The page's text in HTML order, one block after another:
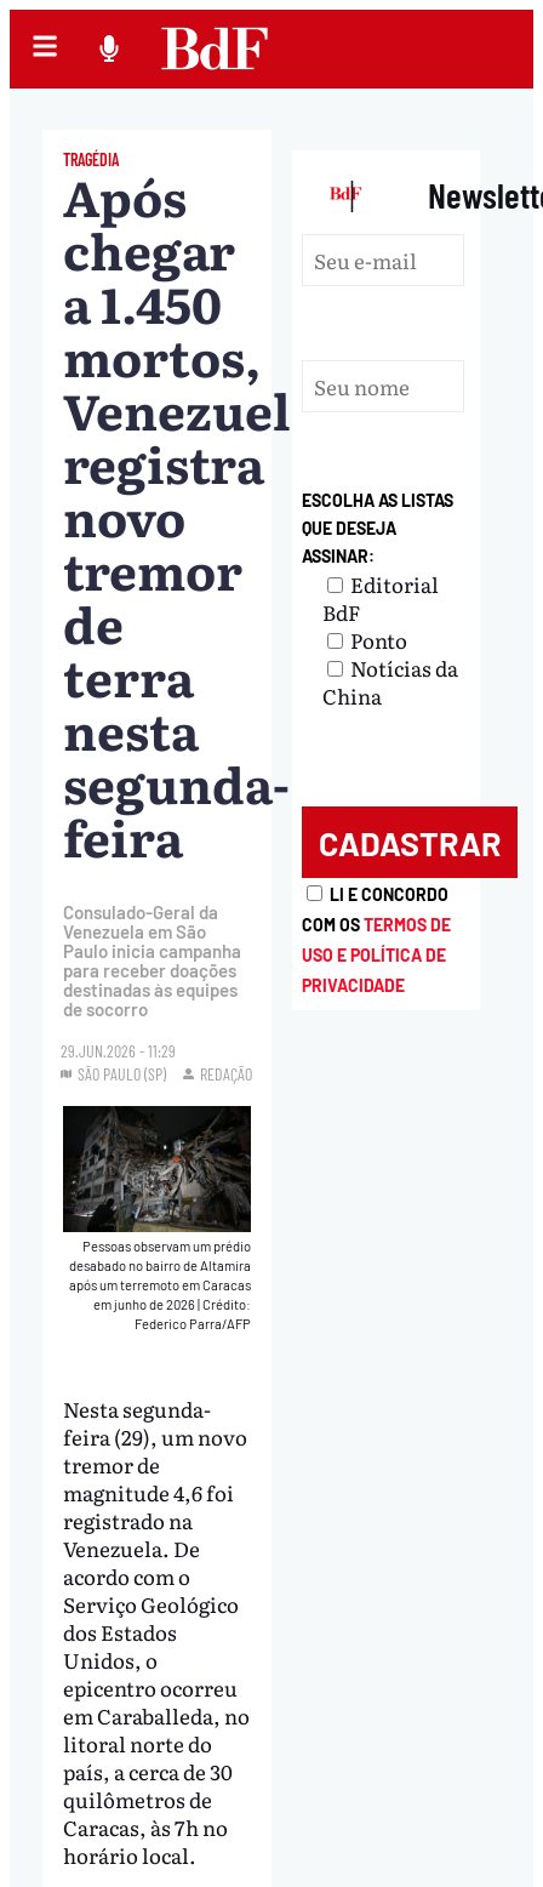
TRAGÉDIA
Após
chegar
a 1.450
mortos,
Venezuela
registra
novo
tremor
de
terra
nesta
segunda-
feira
Consulado-Geral da
Venezuela em São
Paulo inicia campanha
para receber doações
destinadas às equipes
de socorro
29.JUN.2026 - 11:29
SÃO PAULO (SP)
REDAÇÃO
Pessoas observam um prédio
desabado no bairro de Altamira
após um terremoto em Caracas
em junho de 2026|Crédito:
Federico Parra/AFP
Nesta segunda-
feira (29), um novo
tremor de
magnitude 4,6 foi
registrado na
Venezuela. De
acordo com o
Serviço Geológico
dos Estados
Unidos, o
epicentro ocorreu
em Caraballeda, no
litoral norte do
país, a cerca de 30
quilômetros de
Caracas, às 7h no
horário local.
|
ESCOLHA AS LISTAS
QUE DESEJA
ASSINAR:
Editorial
BdF
Ponto
Notícias da
China
LI E CONCORDO
COM OSTERMOS DE
USO E POLÍTICA DE
PRIVACIDADE